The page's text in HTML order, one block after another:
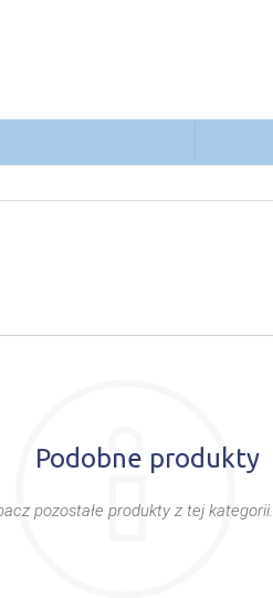
Podobne produkty
pozostałe produkty z tej kategorii.